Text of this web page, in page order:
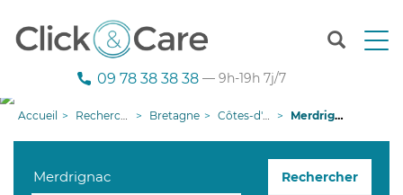
T
n
09 78 38 38 38 — 9h-19h 7j/7
Accueil Recherche aide à domicile Bretagne Côtes-d'armor Merdrignac
Rechercher